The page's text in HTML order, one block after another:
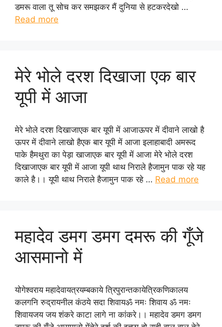
डमरू वाला तू सोच कर समझकर मैं दुनिया से हटकरदेखो …
Read more
मेरे भोले दरश दिखाजा एक बार
यूपी में आजा
मेरे भोले दरश दिखाजाएक बार यूपी में आजाऊपर में दीवाने लाखो है
ऊपर में दीवाने लाखो हैएक बार यूपी में आजा इलाहाबादी अमरूद
पाके हैमथुरा का पेड़ा खाजाएक बार यूपी में आजा मेरे भोले दरश
दिखाजाएक बार यूपी में आजा यूपी थाथ निराले हैजामुन पाक रहे यह
काले है।। यूपी थाथ निराले हैजामुन पाक रहे … Read more
महादेव डमग डमग दमरू की गूँजे
आसमानो में
योगेश्वराय महादेवायत्रयम्बकाये त्रिपुरान्तकायेत्रिकणिकालय
कलगनि रुद्रायनील कंठये सदा शिवायॐ नमः शिवाय ॐ नमः
शिवायजय जय शंकरे काटा लागे ना कांकरे।। महादेव डमग डमग